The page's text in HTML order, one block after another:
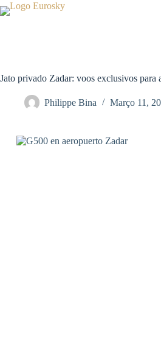
Pular
para
Jato privado Zadar: voos exclusivos para
Philippe Bina Março 11,